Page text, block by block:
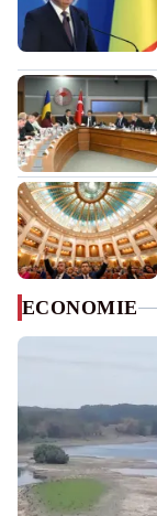
ECONOMIE